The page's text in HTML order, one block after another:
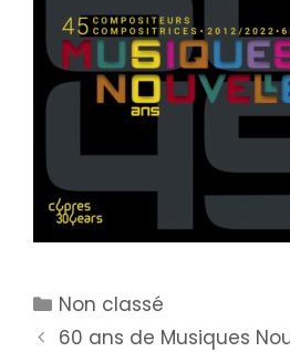
Catégories
Non classé
60 ans de Musiques